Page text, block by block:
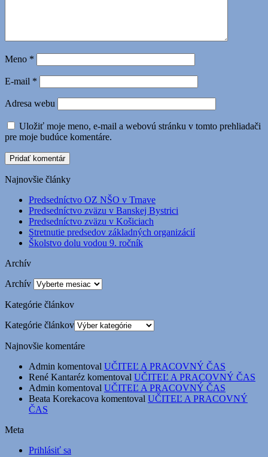
Meno *
E-mail *
Adresa webu
Uložiť moje meno, e-mail a webovú stránku v tomto prehliadači
pre moje budúce komentáre.
Najnovšie články
Predsedníctvo OZ NŠO v Trnave
Predsedníctvo zväzu v Banskej Bystrici
Predsedníctvo zväzu v Košiciach
Stretnutie predsedov základných organizácií
Školstvo dolu vodou 9. ročník
Archív
Archív
Kategórie článkov
Kategórie článkov
Najnovšie komentáre
Admin komentoval UČITEĽ A PRACOVNÝ ČAS
René Kantaréz komentoval UČITEĽ A PRACOVNÝ ČAS
Admin komentoval UČITEĽ A PRACOVNÝ ČAS
Beata Korekacova komentoval UČITEĽ A PRACOVNÝ
ČAS
Meta
Prihlásiť sa